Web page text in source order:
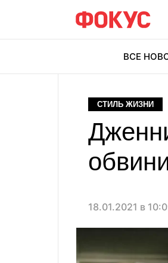
ВСЕ
СТИЛЬ ЖИЗНИ
18.01.2021 в